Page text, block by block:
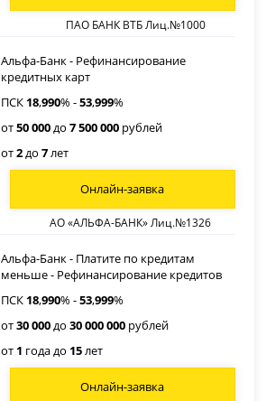
ПАО БАНК ВТБ Лиц.№1000
Альфа-Банк - Рефинансирование
кредитных карт
ПСК 18,990% -53,999%
от50 000до7 500 000 рублей
от2до7лет
АО «АЛЬФА-БАНК» Лиц.№1326
Онлайн-заявка
Альфа-Банк - Платите по кредитам
меньше - Рефинансирование кредитов
ПСК 18,990% -53,999%
от30 000до30 000 000 рублей
от 1 года до 15лет
Онлайн-заявка